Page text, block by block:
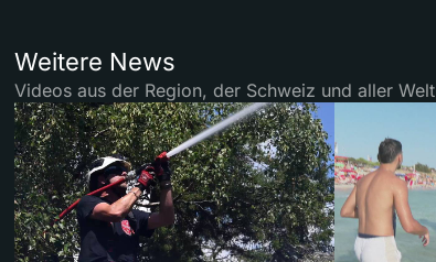
Weitere News
Videos aus der Region, der Schweiz und aller Welt